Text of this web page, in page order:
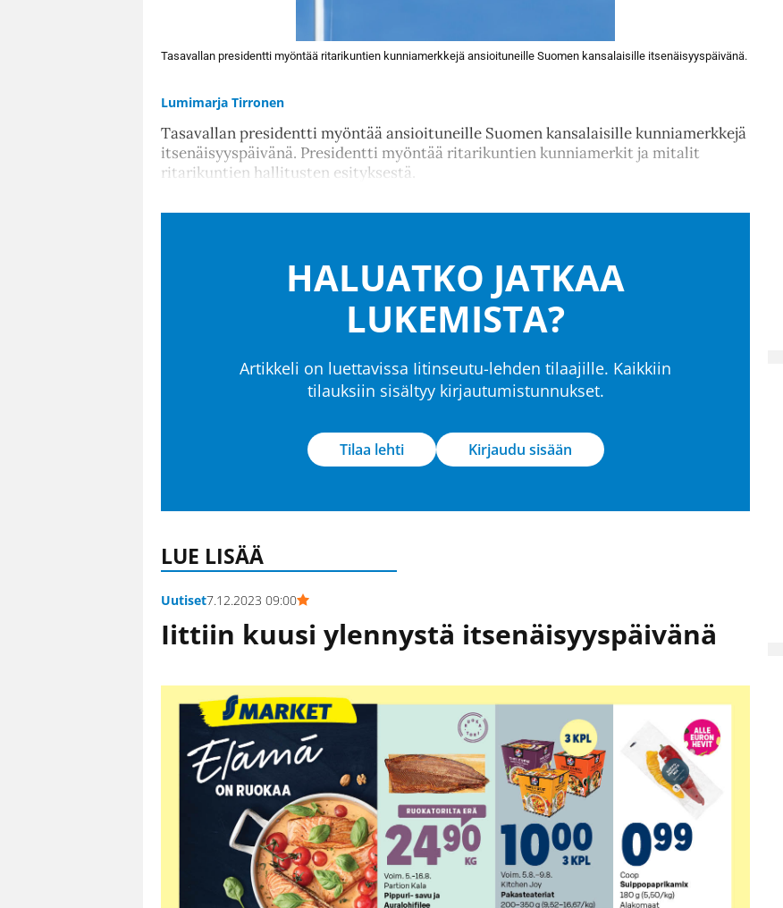
Tasavallan presidentti myöntää ritarikuntien kunniamerkkejä ansioituneille Suomen kansalaisille itsenäisyyspäivänä.
Lumimarja Tirronen
Tasavallan presidentti myöntää ansioituneille Suomen kansalaisille kunniamerkkejä
itsenäisyyspäivänä. Presidentti myöntää ritarikuntien kunniamerkit ja mitalit
ritarikuntien hallitusten esityksestä.
HALUATKO JATKAA
LUKEMISTA?
Artikkeli on luettavissa Iitinseutu-lehden tilaajille. Kaikkiin
tilauksiin sisältyy kirjautumistunnukset.
Tilaa lehti Kirjaudu sisään
LUE LISÄÄ
Uutiset7.12.2023 09:00
Iittiin kuusi ylennystä itsenäisyyspäivänä